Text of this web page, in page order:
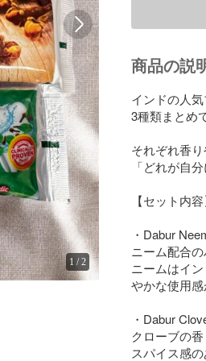
1 /2
商品の説
インドの人
3種類まとめ
それぞれ香
「どれが自
【セット内
・Dabur
ニーム配合
ニームはイ
やかな使用
・Dabur
クローブの
スパイス感